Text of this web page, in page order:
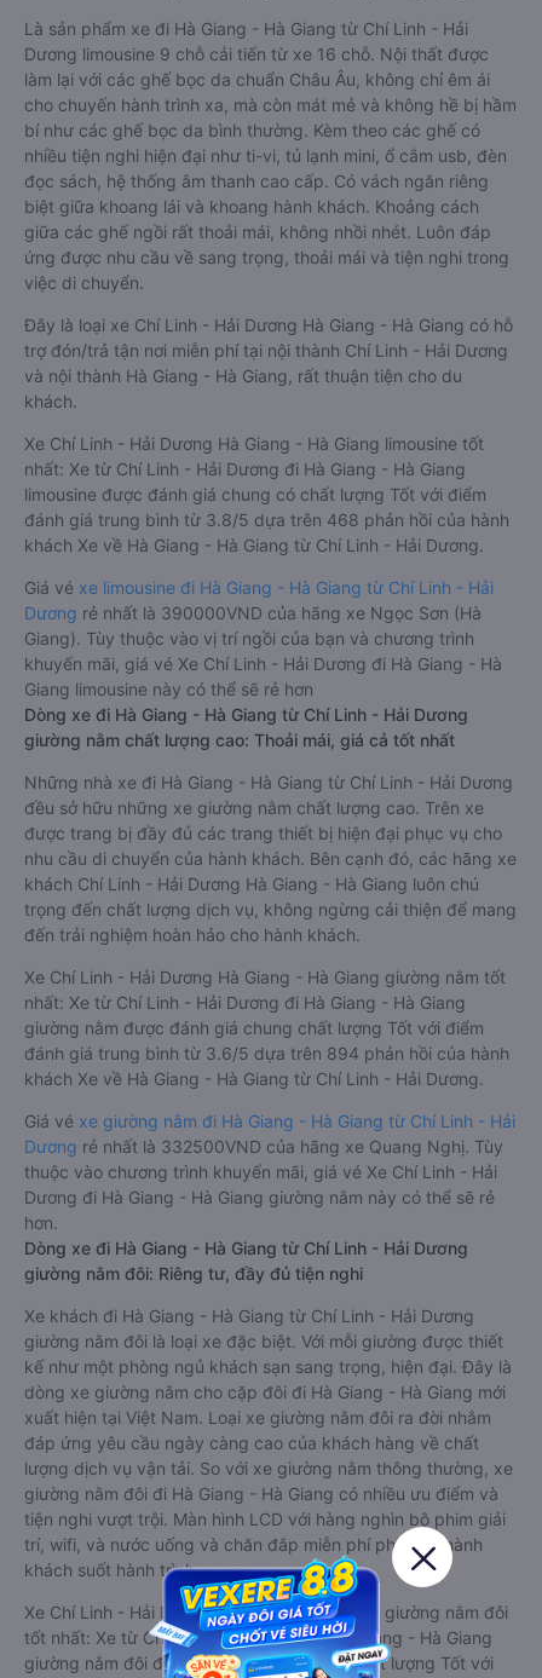
Là sản phẩm xe đi Hà Giang - Hà Giang từ Chí Linh - Hải
Dương limousine 9 chỗ cải tiến từ xe 16 chỗ. Nội thất được
làm lại với các ghế bọc da chuẩn Châu Âu, không chỉ êm ái
cho chuyến hành trình xa, mà còn mát mẻ và không hề bị hầm
bí như các ghế bọc da bình thường. Kèm theo các ghế có
nhiều tiện nghi hiện đại như ti-vi, tủ lạnh mini, ổ cắm usb, đèn
đọc sách, hệ thống âm thanh cao cấp. Có vách ngăn riêng
biệt giữa khoang lái và khoang hành khách. Khoảng cách
giữa các ghế ngồi rất thoải mái, không nhồi nhét. Luôn đáp
ứng được nhu cầu về sang trọng, thoải mái và tiện nghi trong
việc di chuyển.
Đây là loại xe Chí Linh - Hải Dương Hà Giang - Hà Giang có hỗ
trợ đón/trả tận nơi miễn phí tại nội thành Chí Linh - Hải Dương
và nội thành Hà Giang - Hà Giang, rất thuận tiện cho du
khách.
Xe Chí Linh - Hải Dương Hà Giang - Hà Giang limousine tốt
nhất: Xe từ Chí Linh - Hải Dương đi Hà Giang - Hà Giang
limousine được đánh giá chung có chất lượng Tốt với điểm
đánh giá trung bình từ 3.8/5 dựa trên 468 phản hồi của hành
khách Xe về Hà Giang - Hà Giang từ Chí Linh - Hải Dương.
Giá vé xe limousine đi Hà Giang - Hà Giang từ Chí Linh - Hải
Dương rẻ nhất là 390000VND của hãng xe Ngọc Sơn (Hà
Giang). Tùy thuộc vào vị trí ngồi của bạn và chương trình
khuyến mãi, giá vé Xe Chí Linh - Hải Dương đi Hà Giang - Hà
Giang limousine này có thể sẽ rẻ hơn
Dòng xe đi Hà Giang - Hà Giang từ Chí Linh - Hải Dương
giường nằm chất lượng cao: Thoải mái, giá cả tốt nhất
Những nhà xe đi Hà Giang - Hà Giang từ Chí Linh - Hải Dương
đều sở hữu những xe giường nằm chất lượng cao. Trên xe
được trang bị đầy đủ các trang thiết bị hiện đại phục vụ cho
nhu cầu di chuyển của hành khách. Bên cạnh đó, các hãng xe
khách Chí Linh - Hải Dương Hà Giang - Hà Giang luôn chú
trọng đến chất lượng dịch vụ, không ngừng cải thiện để mang
đến trải nghiệm hoàn hảo cho hành khách.
Xe Chí Linh - Hải Dương Hà Giang - Hà Giang giường nằm tốt
nhất: Xe từ Chí Linh - Hải Dương đi Hà Giang - Hà Giang
giường nằm được đánh giá chung chất lượng Tốt với điểm
đánh giá trung bình từ 3.6/5 dựa trên 894 phản hồi của hành
khách Xe về Hà Giang - Hà Giang từ Chí Linh - Hải Dương.
Giá vé xe giường nằm đi Hà Giang - Hà Giang từ Chí Linh - Hải
Dương rẻ nhất là 332500VND của hãng xe Quang Nghị. Tùy
thuộc vào chương trình khuyến mãi, giá vé Xe Chí Linh - Hải
Dương đi Hà Giang - Hà Giang giường nằm này có thể sẽ rẻ
hơn.
Dòng xe đi Hà Giang - Hà Giang từ Chí Linh - Hải Dương
giường nằm đôi: Riêng tư, đầy đủ tiện nghi
Xe khách đi Hà Giang - Hà Giang từ Chí Linh - Hải Dương
giường nằm đôi là loại xe đặc biệt. Với mỗi giường được thiết
kế như một phòng ngủ khách sạn sang trọng, hiện đại. Đây là
dòng xe giường nằm cho cặp đôi đi Hà Giang - Hà Giang mới
xuất hiện tại Việt Nam. Loại xe giường nằm đôi ra đời nhằm
đáp ứng yêu cầu ngày càng cao của khách hàng về chất
lượng dịch vụ vận tải. So với xe giường nằm thông thường, xe
giường nằm đôi đi Hà Giang - Hà Giang có nhiều ưu điểm và
tiện nghi vượt trội. Màn hình LCD với hàng nghìn bộ phim giải
trí, wifi, và nước uống và chăn đắp miễn phí phục vụ hành
khách suốt hành trình.
Xe Chí Linh - Hải Dương Hà Giang - Hà Giang giường nằm đôi
tốt nhất: Xe từ Chí Linh - Hải Dương đi Hà Giang - Hà Giang
giường nằm đôi được đánh giá chung có chất lượng Tốt với